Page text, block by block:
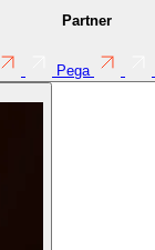
Partner
Pega